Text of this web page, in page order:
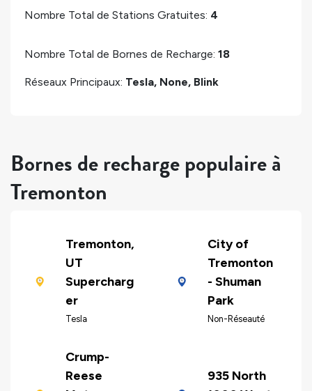
Nombre Total de Stations Gratuites: 4
Nombre Total de Bornes de Recharge: 18
Réseaux Principaux: Tesla, None, Blink
Bornes de recharge populaire à
Tremonton
Tremonton,
UT
Supercharg
er
Tesla
City of
Tremonton
- Shuman
Park
Non-Réseauté
Crump-
Reese
935 North